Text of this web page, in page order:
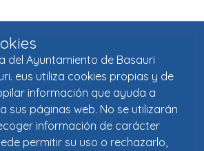
del Ayuntamiento de Basauri
eus utiliza cookies propias y de
información que ayuda a
sus páginas web. No se utilizarán
información de carácter
permitir su uso o rechazarlo,